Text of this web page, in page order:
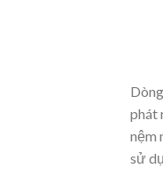
phát
nệm
sử